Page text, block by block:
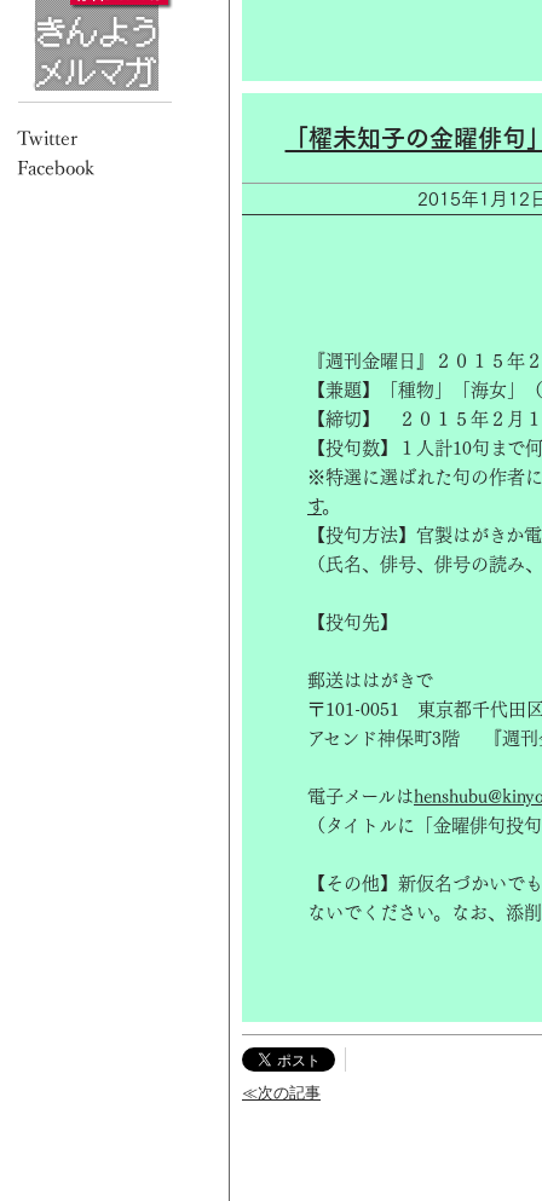
「櫂未知子の金曜俳
2015年1月12
『週刊金曜日』２０１５年
【兼題】「種物」「海女」
【締切】 ２０１５年２月
【投句数】１人計10句まで
※特選に選ばれた句の作者
す。
【投句方法】官製はがきか
（氏名、俳号、俳号の読み
【投句先】
郵送ははがきで
〒101-0051 東京都千代田
アセンド神保町3階 『週刊
電子メールは
（タイトルに「金曜俳句投
【その他】新仮名づかいで
ないでください。なお、添
≪次の記事